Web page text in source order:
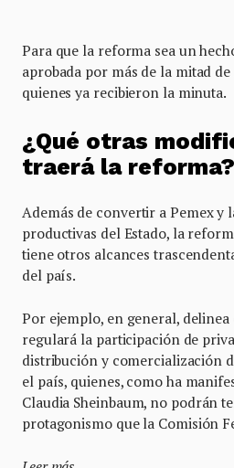
Para que la reforma sea un
aprobada por más de la mitad
quienes ya recibieron la minuta.
¿Qué otras
traerá la reforma?
Además de convertir a Pemex y
productivas del Estado, la
tiene otros alcances
del país.
Por ejemplo, en general,
regulará la participación de
distribución y comercialización
el país, quienes, como ha
Claudia Sheinbaum, no podrán
protagonismo que la Comisión